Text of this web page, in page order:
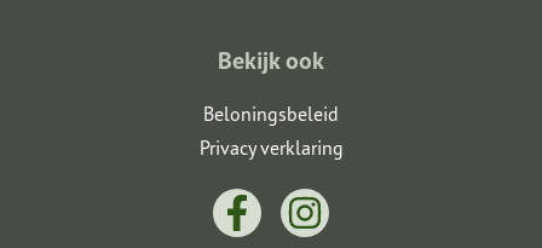
Bekijk ook
Beloningsbeleid
Privacy verklaring